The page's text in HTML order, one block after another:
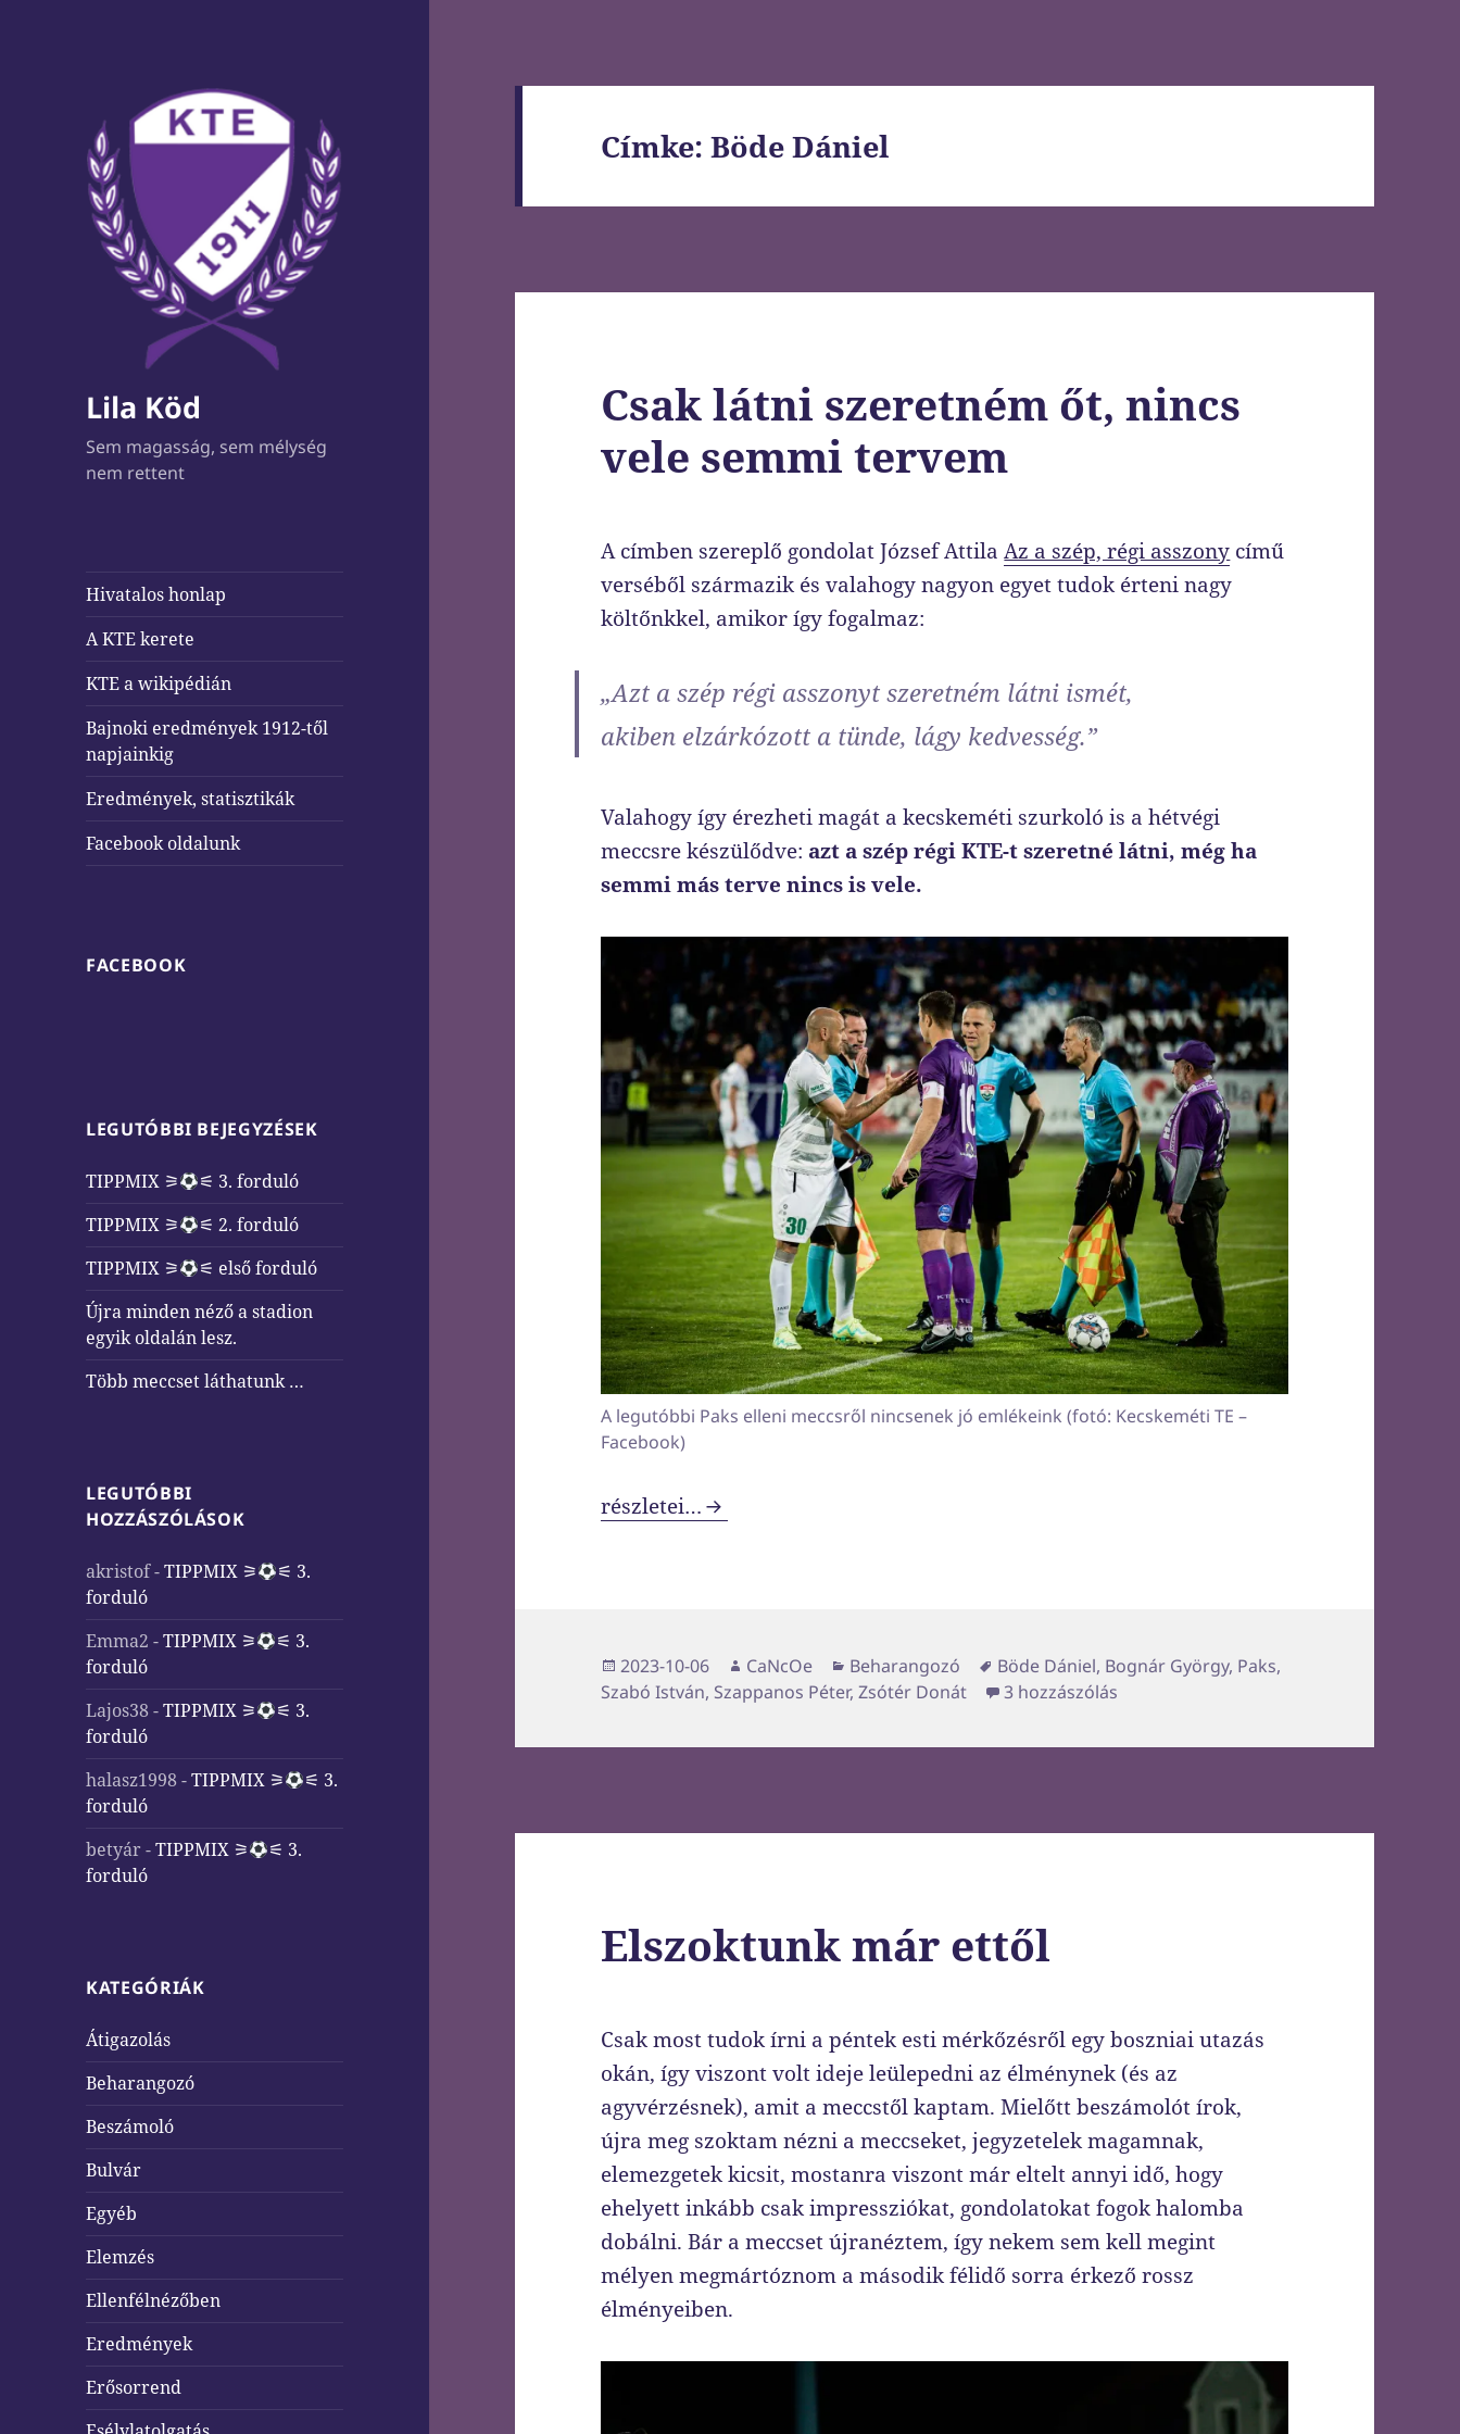
Lila Köd
Sem magasság, sem mélység
nem rettent
Hivatalos honlap
A KTE kerete
KTE a wikipédián
Bajnoki eredmények 1912-től
napjainkig
Eredmények, statisztikák
Facebook oldalunk
FACEBOOK
LEGUTÓBBI BEJEGYZÉSEK
TIPPMIX ⚞
⚟ 3. forduló
TIPPMIX ⚞
⚟ 2. forduló
TIPPMIX ⚞
⚟ első forduló
Újra minden néző a stadion
egyik oldalán lesz.
Több meccset láthatunk …
LEGUTÓBBI
HOZZÁSZÓLÁSOK
akristof-TIPPMIX ⚞
⚟ 3.
forduló
Emma2 -TIPPMIX ⚞
⚟ 3.
forduló
Lajos38-TIPPMIX ⚞
⚟ 3.
forduló
halasz1998-TIPPMIX ⚞
⚟ 3.
forduló
betyár -TIPPMIX ⚞
⚟ 3.
forduló
KATEGÓRIÁK
Átigazolás
Beharangozó
Beszámoló
Bulvár
Egyéb
Elemzés
Ellenfélnézőben
Eredmények
Erősorrend
Címke:Böde Dániel
Csak látni szeretném őt, nincs
vele semmi tervem
A címben szereplő gondolat József AttilaAz a szép, régi asszony című
verséből származik és valahogy nagyon egyet tudok érteni nagy
költőnkkel, amikor így fogalmaz:
„Azt a szép régi asszonyt szeretném látni ismét,
akiben elzárkózott a tünde, lágy kedvesség.”
Valahogy így érezheti magát a kecskeméti szurkoló is a hétvégi
meccsre készülődve: azt a szép régi KTE-t szeretné látni, még ha
semmi más terve nincs is vele.
A legutóbbi Paks elleni meccsről nincsenek jó emlékeink (fotó: Kecskeméti TE –
Facebook)
Csak látni szeretném őt, nincs vele semmi tervem
részletei…
Közzétéve
2023-10-06 Szerző
CaNcOe Kategória
Beharangozó Címke
Böde Dániel, Bognár György, Paks,
Szabó István, Szappanos Péter,Zsótér Donát 3 hozzászólás
Elszoktunk már ettől
Csak most tudok írni a péntek esti mérkőzésről egy boszniai utazás
okán, így viszont volt ideje leülepedni az élménynek (és az
agyvérzésnek), amit a meccstől kaptam. Mielőtt beszámolót írok,
újra meg szoktam nézni a meccseket, jegyzetelek magamnak,
elemezgetek kicsit, mostanra viszont már eltelt annyi idő, hogy
ehelyett inkább csak impressziókat, gondolatokat fogok halomba
dobálni. Bár a meccset újranéztem, így nekem sem kell megint
mélyen megmártóznom a második félidő sorra érkező rossz
élményeiben.